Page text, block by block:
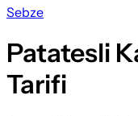
Sebze
Patatesli
Tarifi